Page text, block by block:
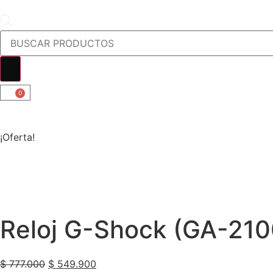
0
¡Oferta!
Reloj G-Shock (GA-
$777.000 $ 549.900